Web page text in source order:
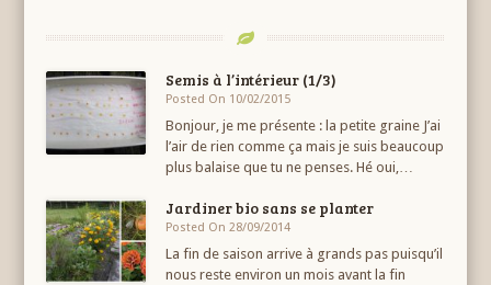
Semis à l’intérieur (1/3)
Posted On 10/02/2015
Bonjour, je me présente : la petite graine J’ai
l’air de rien comme ça mais je suis beaucoup
plus balaise que tu ne penses. Hé oui,…
Jardiner bio sans se planter
Posted On 28/09/2014
La fin de saison arrive à grands pas puisqu’il
nous reste environ un mois avant la fin